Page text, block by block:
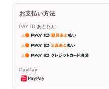
お支払い方法
PAY ID あと払い
PayPay